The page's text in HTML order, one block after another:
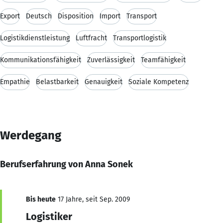
Export Deutsch Disposition Import Transport
Logistikdienstleistung Luftfracht Transportlogistik
Kommunikationsfähigkeit Zuverlässigkeit Teamfähigkeit
Empathie Belastbarkeit Genauigkeit Soziale Kompetenz
Werdegang
Berufserfahrung von Anna Sonek
Bis heute 17 Jahre, seit Sep. 2009
Logistiker